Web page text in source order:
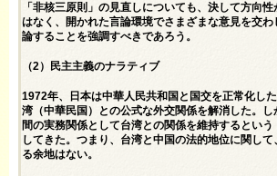
「非核三原則」の見直しについても、決して方向
はなく、開かれた言論環境でさまざまな意見を交
論することを強調すべきであろう。
（2）民主主義のナラティブ
1972年、日本は中華人民共和国と国交を正常化し
湾（中華民国）との公式な外交関係を解消した。
間の実務関係として台湾との関係を維持するという
してきた。つまり、台湾と中国の法的地位に関し
る余地はない。